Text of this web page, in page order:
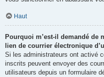
Haut
Pourquoi m’est-il demandé de
lien de courrier électronique
Si les administrateurs ont activé
inscrits peuvent envoyer des
utilisateurs depuis un formulaire